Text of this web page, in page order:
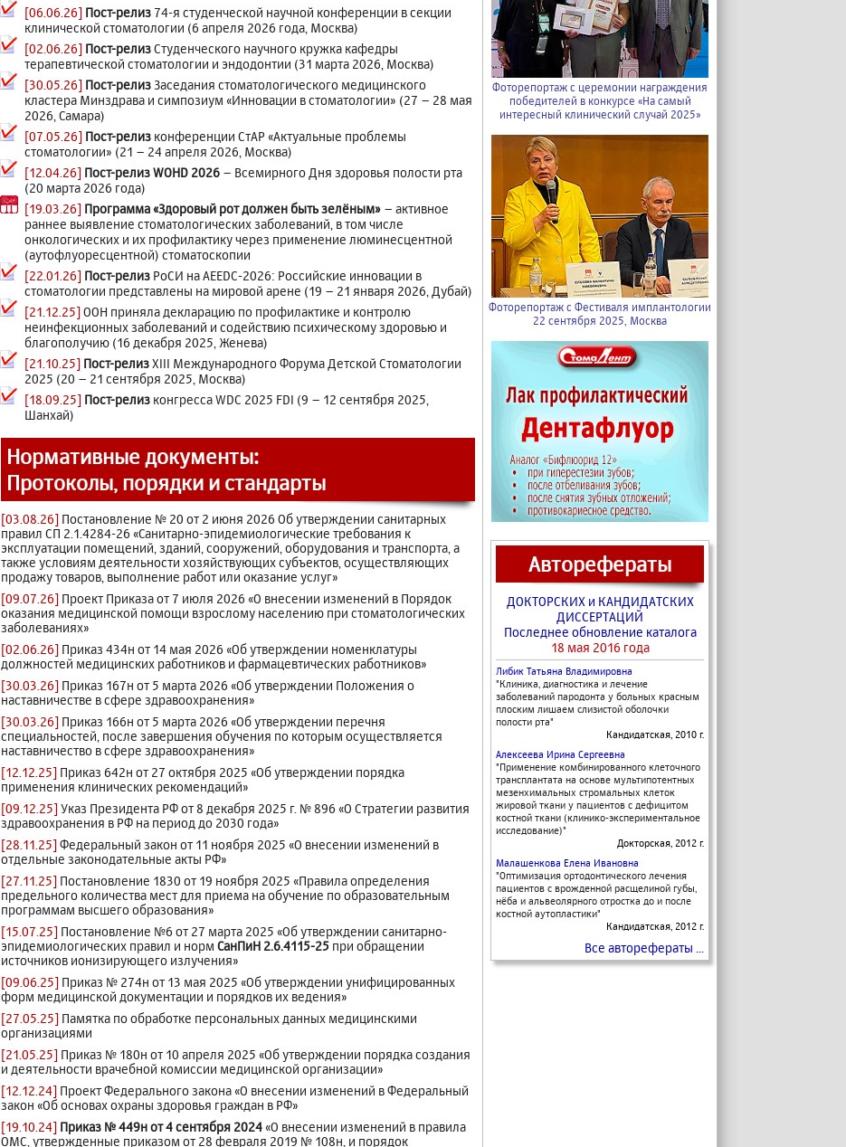
[06.06.26] Пост-релиз 74-я студенческой научной конференции в секции
клинической стоматологии (6 апреля 2026 года, Москва)
[02.06.26] Пост-релизСтуденческого научного кружка кафедры
терапевтической стоматологии и эндодонтии (31 марта 2026, Москва)
[30.05.26] Пост-релиз Заседания стоматологического медицинского
кластера Минздрава и симпозиум «Инновации в стоматологии» (27 – 28 мая
2026, Самара)
[07.05.26] Пост-релиз конференции СтАР «Актуальные проблемы
стоматологии» (21 – 24 апреля 2026, Москва)
[12.04.26] Пост-релиз WOHD 2026 – Всемирного Дня здоровья полости рта
(20 марта 2026 года)
[19.03.26] Программа «Здоровый рот должен быть зелёным» – активное
раннее выявление стоматологических заболеваний, в том числе
онкологических и их профилактику через применение люминесцентной
(аутофлуоресцентной) стоматоскопии
[22.01.26] Пост-релиз РоСИ на AEEDC-2026: Российские инновации в
стоматологии представлены на мировой арене (19 – 21 января 2026, Дубай)
[21.12.25]ООН приняла декларацию по профилактике и контролю
неинфекционных заболеваний и содействию психическому здоровью и
благополучию (16 декабря 2025, Женева)
[21.10.25] Пост-релизXIII Международного Форума Детской Стоматологии
2025 (20 – 21 сентября 2025, Москва)
[18.09.25] Пост-релиз конгресса WDC 2025 FDI (9 – 12 сентября 2025,
Шанхай)
Нормативные документы:
Протоколы, порядки и стандарты
[03.08.26] Постановление № 20 от 2 июня 2026 Об утверждении санитарных
правил СП 2.1.4284-26 «Санитарно-эпидемиологические требования к
эксплуатации помещений, зданий, сооружений, оборудования и транспорта, а
также условиям деятельности хозяйствующих субъектов, осуществляющих
продажу товаров, выполнение работ или оказание услуг»
[09.07.26] Проект Приказа от 7 июля 2026 «О внесении изменений в Порядок
оказания медицинской помощи взрослому населению при стоматологических
заболеваниях»
[02.06.26] Приказ 434н от 14 мая 2026 «Об утверждении номенклатуры
должностей медицинских работников и фармацевтических работников»
[30.03.26] Приказ 167н от 5 марта 2026 «Об утверждении Положения о
наставничестве в сфере здравоохранения»
[30.03.26] Приказ 166н от 5 марта 2026 «Об утверждении перечня
специальностей, после завершения обучения по которым осуществляется
наставничество в сфере здравоохранения»
[12.12.25] Приказ 642н от 27 октября 2025 «Об утверждении порядка
применения клинических рекомендаций»
[09.12.25]Указ Президента РФ от 8 декабря 2025 г. № 896 «О Стратегии развития
здравоохранения в РФ на период до 2030 года»
[28.11.25]Федеральный закон от 11 ноября 2025 «О внесении изменений в
отдельные законодательные акты РФ»
[27.11.25] Постановление 1830 от 19 ноября 2025 «Правила определения
предельного количества мест для приема на обучение по образовательным
программам высшего образования»
[15.07.25] Постановление №6 от 27 марта 2025 «Об утверждении санитарно-
эпидемиологических правил и норм СанПиН 2.6.4115-25 при обращении
источников ионизирующего излучения»
[09.06.25] Приказ № 274н от 13 мая 2025 «Об утверждении унифицированных
форм медицинской документации и порядков их ведения»
[27.05.25] Памятка по обработке персональных данных медицинскими
организациями
[21.05.25] Приказ № 180н от 10 апреля 2025 «Об утверждении порядка создания
и деятельности врачебной комиссии медицинской организации»
[12.12.24] Проект Федерального закона «О внесении изменений в Федеральный
закон «Об основах охраны здоровья граждан в РФ»
[19.10.24] Приказ № 449н от 4 сентября 2024 «О внесении изменений в правила
ОМС, утвержденные приказом от 28 февраля 2019 № 108н, и порядок
Фоторепортаж с церемонии награждения
победителей в конкурсе «На самый
интересный клинический случай 2025»
Фоторепортаж с Фестиваля имплантологии
22 сентября 2025, Москва
Авторефераты
ДОКТОРСКИХ и КАНДИДАТСКИХ
ДИССЕРТАЦИЙ
Последнее обновление каталога
18 мая 2016 года
Либик Татьяна Владимировна
"Клиника, диагностика и лечение
заболеваний пародонта у больных красным
плоским лишаем слизистой оболочки
полости рта"
Кандидатская, 2010 г.
Алексеева Ирина Сергеевна
"Применение комбинированного клеточного
трансплантата на основе мультипотентных
мезенхимальных стромальных клеток
жировой ткани у пациентов с дефицитом
костной ткани (клинико-экспериментальное
исследование)"
Докторская, 2012 г.
Малашенкова Елена Ивановна
"Оптимизация ортодонтического лечения
пациентов с врожденной расщелиной губы,
нёба и альвеолярного отростка до и после
костной аутопластики"
Кандидатская, 2012 г.
Все авторефераты ...